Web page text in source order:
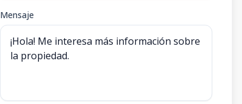
Mensaje